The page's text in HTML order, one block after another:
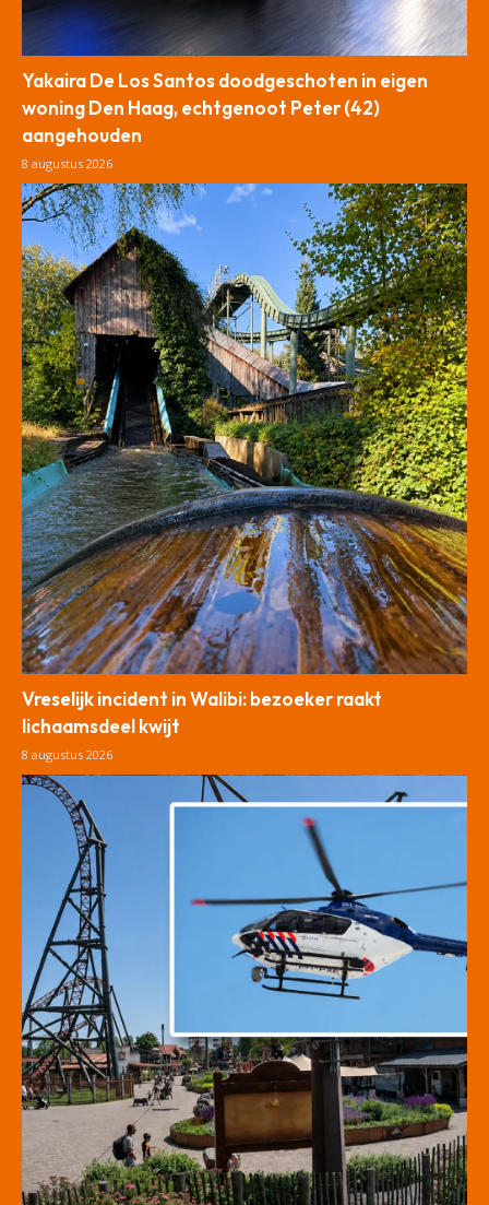
Yakaira De Los Santos doodgeschoten in eigen
woning Den Haag, echtgenoot Peter (42)
aangehouden
8 augustus 2026
Vreselijk incident in Walibi: bezoeker raakt
lichaamsdeel kwijt
8 augustus 2026